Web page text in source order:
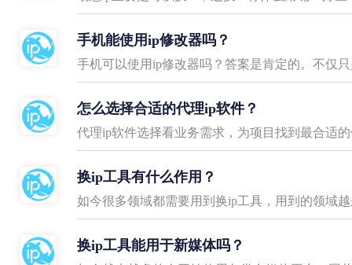
手机能使用ip修改器吗？
手机可以使用ip修改器吗？答案是肯定的。不仅
怎么选择合适的代理ip软件？
代理ip软件选择看业务需求，为项目找到最合适
换ip工具有什么作用？
如今很多领域都需要用到换ip工具，用到的领域
换ip工具能用于新媒体吗？